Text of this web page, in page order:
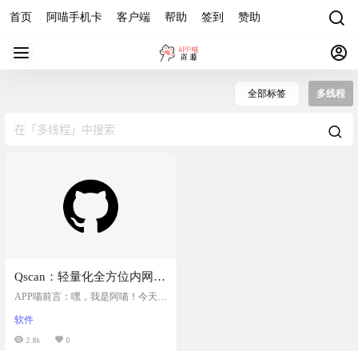
首页 阿喵手机卡 客户端 帮助 签到 赞助
全部标签 多线程
Qscan：轻量化全方位内网扫
描器，高效端口扫描与漏洞
识别和漏洞验证等多种模
式，具备多线程扫描和内置
APP喵前言：嘿，我是阿喵！今天要
scan。如果你需要对内网进行扫描，
这个工具绝对能帮到你。它比Fscan
软件
2.8k 0